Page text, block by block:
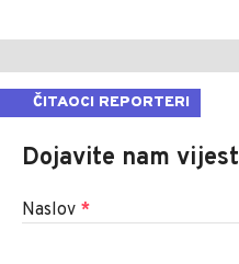
ČITAOCI REPORTERI
Dojavite nam vijest
Naslov *